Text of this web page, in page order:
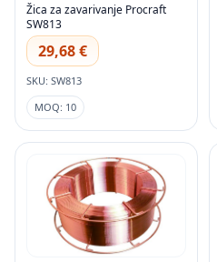
Žica za zavarivanje Procraft
SW813
29,68 €
SKU: SW813
MOQ: 10